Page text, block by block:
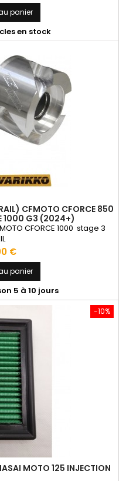
panier
en stock
CFMOTO CFORCE 850
1000 G3 (2024+)
CFORCE 1000 stage 3
€
panier
5 à 10 jours
-10%
MOTO 125 INJECTION